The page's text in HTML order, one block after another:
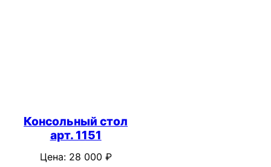
Консольный стол
арт. 1151
Цена: 28 000 ₽